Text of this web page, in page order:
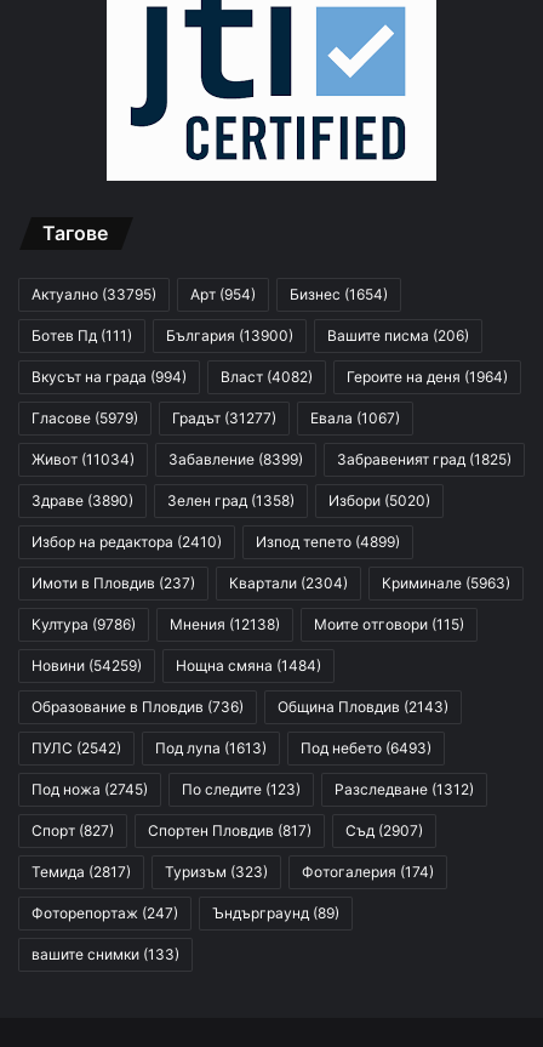
Тагове
Актуално (33795) Арт (954) Бизнес (1654)
Ботев Пд (111) България (13900) Вашите писма (206)
Вкусът на града (994) Власт (4082) Героите на деня (1964)
Гласове (5979) Градът (31277) Евала (1067)
Живот (11034) Забавление (8399) Забравеният град (1825)
Здраве (3890) Зелен град (1358) Избори (5020)
Избор на редактора (2410) Изпод тепето (4899)
Имоти в Пловдив (237) Квартали (2304) Криминале (5963)
Култура (9786) Мнения (12138) Моите отговори (115)
Новини (54259) Нощна смяна (1484)
Образование в Пловдив (736) Община Пловдив (2143)
ПУЛС (2542) Под лупа (1613) Под небето (6493)
Под ножа (2745) По следите (123) Разследване (1312)
Спорт (827) Спортен Пловдив (817) Съд (2907)
Темида (2817) Туризъм (323) Фотогалерия (174)
Фоторепортаж (247) Ъндърграунд (89)
вашите снимки (133)